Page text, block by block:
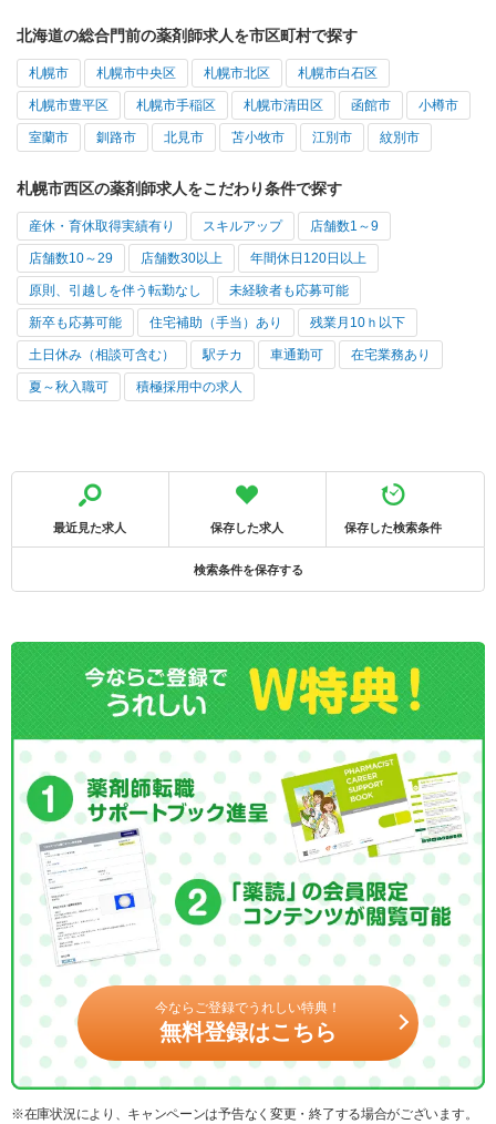
北海道の総合門前の薬剤師求人を市区町村で探す
札幌市 札幌市中央区 札幌市北区 札幌市白石区
札幌市豊平区 札幌市手稲区 札幌市清田区 函館市 小樽市
室蘭市 釧路市 北見市 苫小牧市 江別市 紋別市
札幌市西区の薬剤師求人をこだわり条件で探す
産休・育休取得実績有り スキルアップ 店舗数1～9
店舗数10～29 店舗数30以上 年間休日120日以上
原則、引越しを伴う転勤なし 未経験者も応募可能
新卒も応募可能 住宅補助（手当）あり 残業月10ｈ以下
土日休み（相談可含む） 駅チカ 車通勤可 在宅業務あり
夏～秋入職可 積極採用中の求人
最近見た求人 保存した求人 保存した検索条件
検索条件を保存する
今ならご登録でうれしい特典！
無料登録はこちら
※在庫状況により、キャンペーンは予告なく変更・終了する場合がございます。